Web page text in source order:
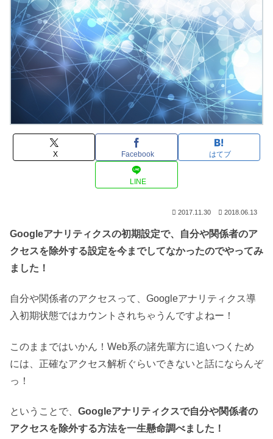
X Facebook はてブ
LINE
2017.11.30 2018.06.13
Googleアナリティクスの初期設定で、自分や関係者のア
クセスを除外する設定を今までしてなかったのでやってみ
ました！
自分や関係者のアクセスって、Googleアナリティクス導
入初期状態ではカウントされちゃうんですよねー！
このままではいかん！Web系の諸先輩方に追いつくため
には、正確なアクセス解析ぐらいできないと話にならんぞ
っ！
ということで、 Googleアナリティクスで自分や関係者の
アクセスを除外する方法を一生懸命調べました！